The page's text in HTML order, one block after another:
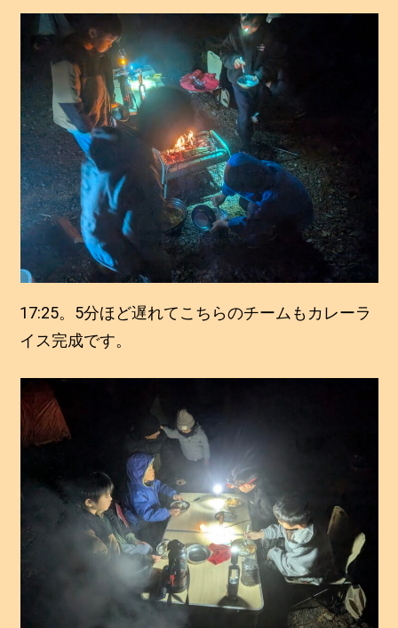
17:25。5分ほど遅れてこちらのチームもカレーラ
イス完成です。